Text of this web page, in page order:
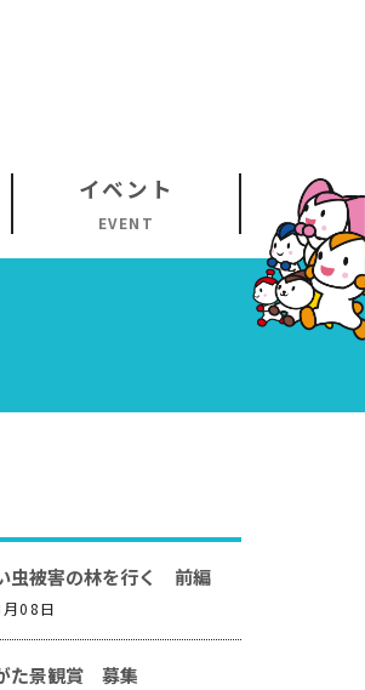
イベント
EVENT
被害の林を行く 前編
08日
た景観賞 募集